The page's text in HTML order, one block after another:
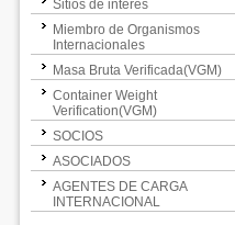
Sitios de interés
Miembro de Organismos
Internacionales
Masa Bruta Verificada(VGM)
Container Weight
Verification(VGM)
SOCIOS
ASOCIADOS
AGENTES DE CARGA
INTERNACIONAL